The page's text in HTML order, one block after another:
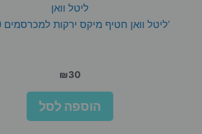
ליטל וואן
‘ליטל וואן חטיף מיקס ירקות למכרסמים 200 גר
₪30
הוספה לסל